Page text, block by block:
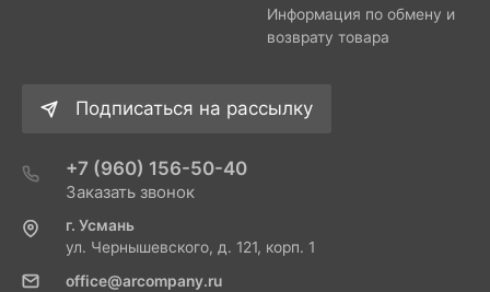
Информация по обмену и
возврату товара
Подписаться на рассылку
+7 (960) 156-50-40
Заказать звонок
г. Усмань
ул. Чернышевского, д. 121, корп. 1
office@arcompany.ru